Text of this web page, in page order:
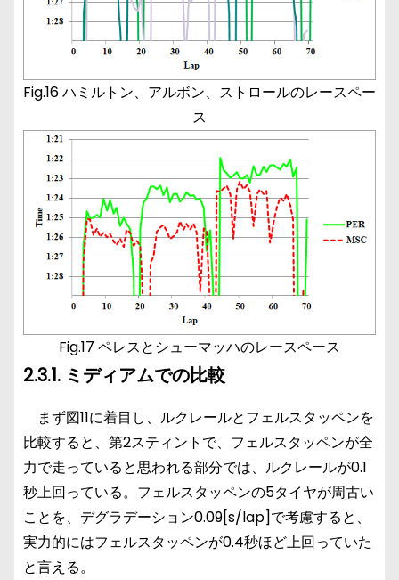
Fig.16 ハミルトン、アルボン、ストロールのレースペー
ス
Fig.17 ペレスとシューマッハのレースペース
2.3.1. ミディアムでの比較
まず図11に着目し、ルクレールとフェルスタッペンを
比較すると、第2スティントで、フェルスタッペンが全
力で走っていると思われる部分では、ルクレールが0.1
秒上回っている。フェルスタッペンの5タイヤが周古い
ことを、デグラデーション0.09[s/lap]で考慮すると、
実力的にはフェルスタッペンが0.4秒ほど上回っていた
と言える。